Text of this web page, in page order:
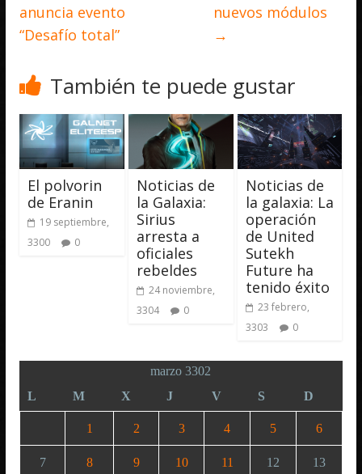
anuncia evento
“Desafío total”
nuevos módulos
→
También te puede gustar
El polvorin
de Eranin
19 septiembre,
3300
0
Noticias de
la Galaxia:
Sirius
arresta a
oficiales
rebeldes
24 noviembre,
3304
0
Noticias de
la galaxia: La
operación
de United
Sutekh
Future ha
tenido éxito
23 febrero,
3303
0
marzo 3302
L
M X J V S D
1 2 3 4 5 6
7 8 9 10 11 12 13